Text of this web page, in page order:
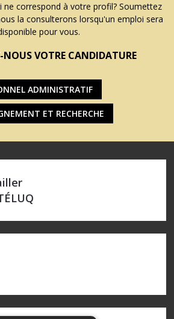
ne correspond à votre profil? Soumettez
la consulterons lorsqu'un emploi sera
pour vous.
VOTRE CANDIDATURE
ADMINISTRATIF
ET RECHERCHE